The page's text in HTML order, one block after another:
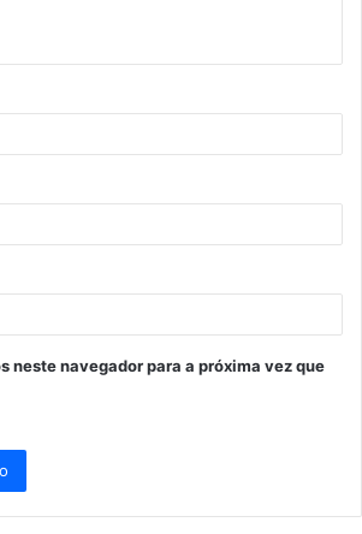
neste navegador para a próxima vez que